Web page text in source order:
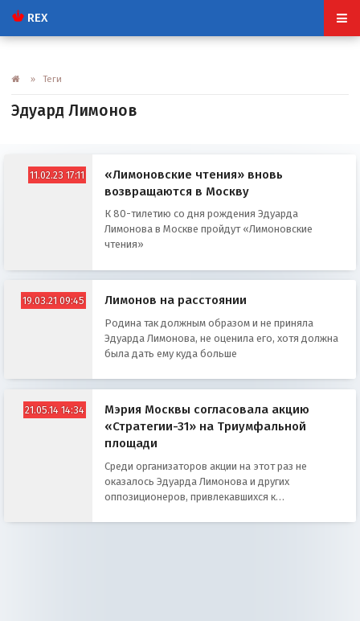
REX
» Теги
Эдуард Лимонов
11.02.23 17:11
«Лимоновские чтения» вновь
возвращаются в Москву
К 80-тилетию со дня рождения Эдуарда
Лимонова в Москве пройдут «Лимоновские
чтения»
19.03.21 09:45 Лимонов на расстоянии
Родина так должным образом и не приняла
Эдуарда Лимонова, не оценила его, хотя должна
была дать ему куда больше
21.05.14 14:34
Мэрия Москвы согласовала акцию
«Стратегии-31» на Триумфальной
площади
Среди организаторов акции на этот раз не
оказалось Эдуарда Лимонова и других
оппозиционеров, привлекавшихся к